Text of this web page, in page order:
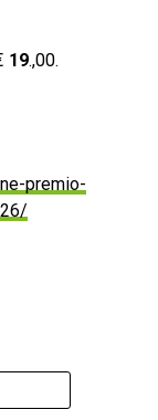
19.,00.
premio-